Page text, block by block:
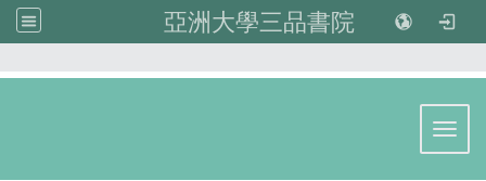
亞洲大學三品書院